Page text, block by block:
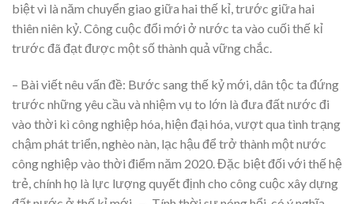
biệt vì là năm chuyển giao giữa hai thế kỉ, trước giữa hai
thiên niên kỷ. Công cuộc đổi mới ở nước ta vào cuối thế kỉ
trước đã đạt được một số thành quả vững chắc.
– Bài viết nêu vấn đề: Bước sang thế kỷ mới, dân tộc ta đứng
trước những yêu cầu và nhiệm vụ to lớn là đưa đất nước đi
vào thời kì công nghiệp hóa, hiện đại hóa, vượt qua tình trạng
chậm phát triển, nghèo nàn, lạc hậu để trở thành một nước
công nghiệp vào thời điểm năm 2020. Đặc biệt đối với thế hệ
trẻ, chính họ là lực lượng quyết định cho công cuộc xây dựng